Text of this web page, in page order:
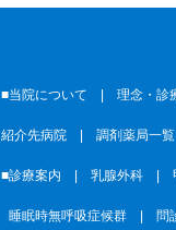
■当院について |理念・診
紹介先病院 |調剤薬局一覧
■診療案内 |乳腺外科 |
■睡眠時無呼吸症候群 |問